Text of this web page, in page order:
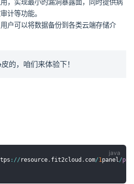
，实现最小的漏洞暴露面，同时提供病
计等功能。
户可以将数据备份到各类云端存储介
的，咱们来体验下！
: // resource . fit2cloud . com/1 panel /